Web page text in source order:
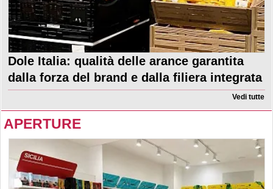
Dole Italia: qualità delle arance garantita
dalla forza del brand e dalla filiera integrata
Vedi tutte
APERTURE